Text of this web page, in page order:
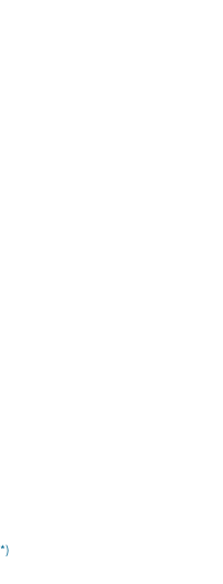
*)